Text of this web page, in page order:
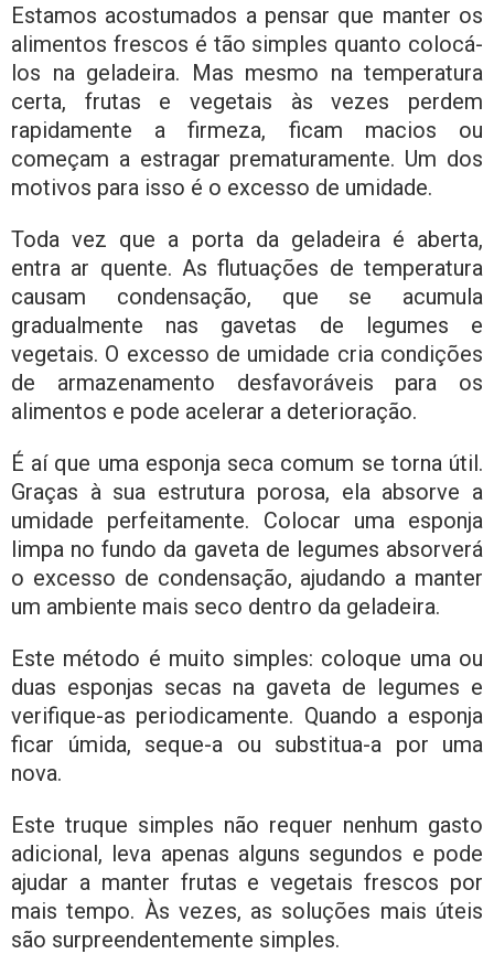
Estamos acostumados a pensar que manter os
alimentos frescos é tão simples quanto colocá-
los na geladeira. Mas mesmo na temperatura
certa, frutas e vegetais às vezes perdem
rapidamente a firmeza, ficam macios ou
começam a estragar prematuramente. Um dos
motivos para isso é o excesso de umidade.
Toda vez que a porta da geladeira é aberta,
entra ar quente. As flutuações de temperatura
causam condensação, que se acumula
gradualmente nas gavetas de legumes e
vegetais. O excesso de umidade cria condições
de armazenamento desfavoráveis ​​para os
alimentos e pode acelerar a deterioração.
É aí que uma esponja seca comum se torna útil.
Graças à sua estrutura porosa, ela absorve a
umidade perfeitamente. Colocar uma esponja
limpa no fundo da gaveta de legumes absorverá
o excesso de condensação, ajudando a manter
um ambiente mais seco dentro da geladeira.
Este método é muito simples: coloque uma ou
duas esponjas secas na gaveta de legumes e
verifique-as periodicamente. Quando a esponja
ficar úmida, seque-a ou substitua-a por uma
nova.
Este truque simples não requer nenhum gasto
adicional, leva apenas alguns segundos e pode
ajudar a manter frutas e vegetais frescos por
mais tempo. Às vezes, as soluções mais úteis
são surpreendentemente simples.